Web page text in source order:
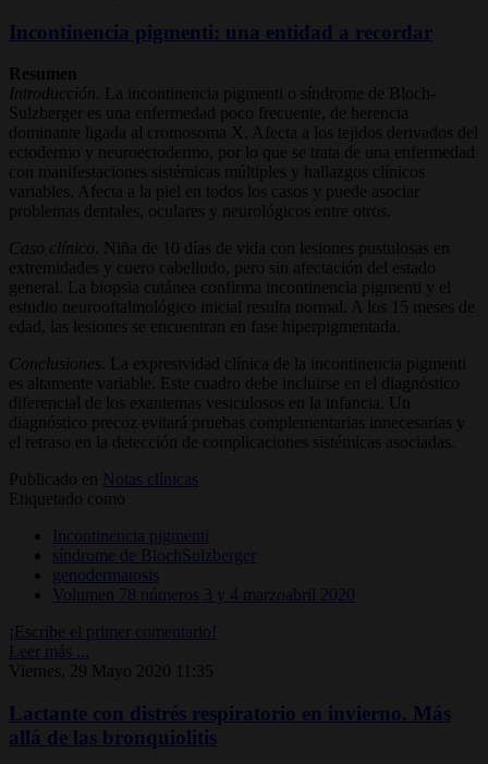
Incontinencia pigmenti: una entidad a recordar
Resumen
Introducción. La incontinencia pigmenti o síndrome de Bloch-
Sulzberger es una enfermedad poco frecuente, de herencia
dominante ligada al cromosoma X. Afecta a los tejidos derivados del
ectodermo y neuroectodermo, por lo que se trata de una enfermedad
con manifestaciones sistémicas múltiples y hallazgos clínicos
variables. Afecta a la piel en todos los casos y puede asociar
problemas dentales, oculares y neurológicos entre otros.
Caso clínico. Niña de 10 días de vida con lesiones pustulosas en
extremidades y cuero cabelludo, pero sin afectación del estado
general. La biopsia cutánea confirma incontinencia pigmenti y el
estudio neurooftalmológico inicial resulta normal. A los 15 meses de
edad, las lesiones se encuentran en fase hiperpigmentada.
Conclusiones. La expresividad clínica de la incontinencia pigmenti
es altamente variable. Este cuadro debe incluirse en el diagnóstico
diferencial de los exantemas vesiculosos en la infancia. Un
diagnóstico precoz evitará pruebas complementarias innecesarias y
el retraso en la detección de complicaciones sistémicas asociadas.
Publicado en
Notas clínicas
Etiquetado como
Incontinencia pigmenti
síndrome de BlochSulzberger
genodermatosis
Volumen 78 números 3 y 4 marzoabril 2020
¡Escribe el primer comentario!
Leer más ...
Viernes, 29 Mayo 2020 11:35
Lactante con distrés respiratorio en invierno. Más
allá de las bronquiolitis